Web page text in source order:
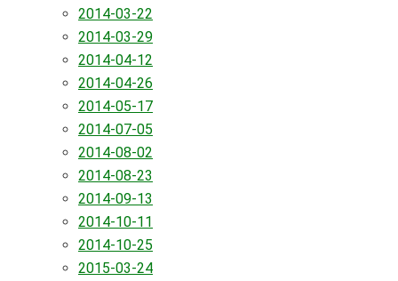
2014-03-22
2014-03-29
2014-04-12
2014-04-26
2014-05-17
2014-07-05
2014-08-02
2014-08-23
2014-09-13
2014-10-11
2014-10-25
2015-03-24